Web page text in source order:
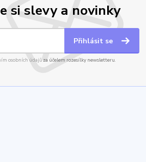
si slevy a novinky
Přihlásit se
osobních údajůza účelem rozesílky newsletteru.